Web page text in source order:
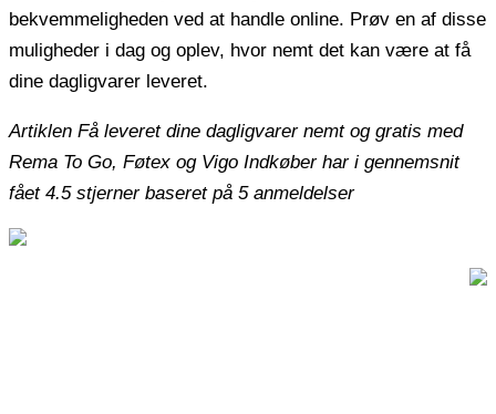
bekvemmeligheden ved at handle online. Prøv en af ​​disse
muligheder i dag og oplev, hvor nemt det kan være at få
dine dagligvarer leveret.
Artiklen Få leveret dine dagligvarer nemt og gratis med
Rema To Go, Føtex og Vigo Indkøber har i gennemsnit
fået 4.5stjerner baseret på 5anmeldelser